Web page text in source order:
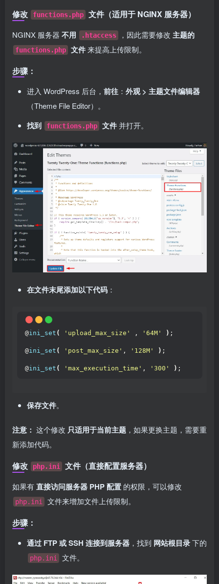
修改 functions.php 文件（适用于 NGINX 服务器）
NGINX 服务器 不用 .htaccess ，因此需要修改 主题的
functions.php 文件来提高上传限制。
步骤：
进入 WordPress 后台， 前往 ： 外观 > 主题文件编辑器
（Theme File Editor）。
找到 functions.php 文件并打开。
在文件末尾添加以下代码 ：
@ini_set ( 'upload_max_size' , '64M' ) ;
@ini_set ( 'post_max_size' , '128M' ) ;
@ini_set ( 'max_execution_time' , '300' ) ;
保存文件。
注意： 这个修改 只适用于当前主题 ，如果更换主题，需要重
新添加代码。
修改 php.ini 文件（直接配置服务器）
如果有直接访问服务器 PHP 配置 的权限，可以修改
php.ini 文件来增加文件上传限制。
步骤：
通过 FTP 或 SSH 连接到服务器 ，找到 网站根目录下的
php.ini 文件。